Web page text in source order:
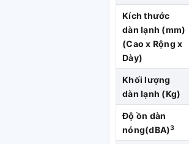
Kích thước
dàn lạnh (mm)
(Cao x Rộng x
Dày)
Khối lượng
dàn lạnh (Kg)
Độ ồn dàn
nóng(dBA)3